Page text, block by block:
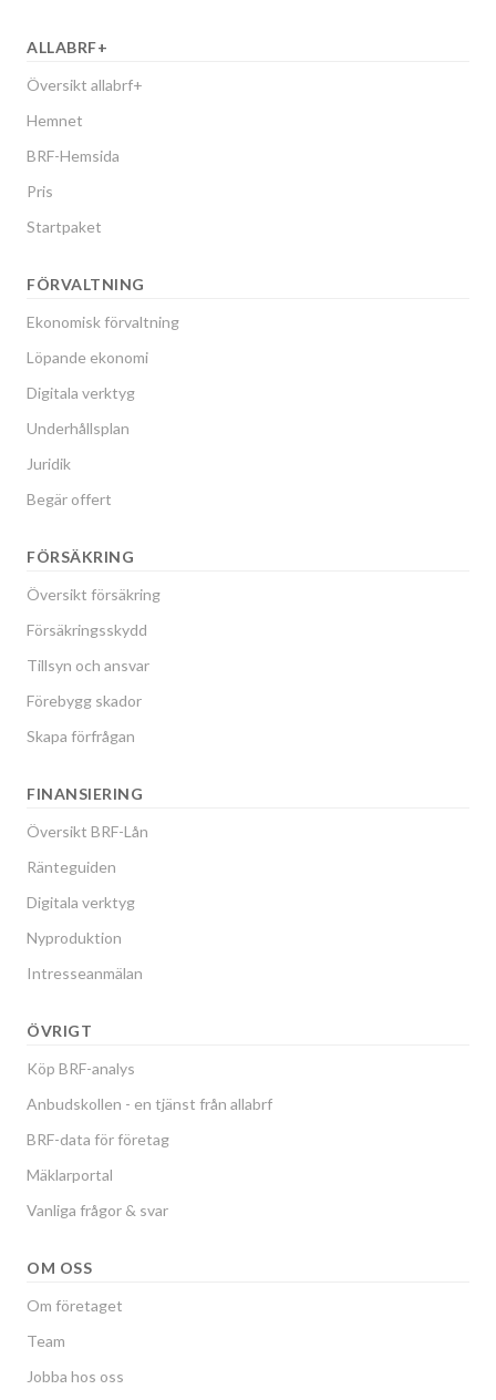
ALLABRF+
Översikt allabrf+
Hemnet
BRF-Hemsida
Pris
Startpaket
FÖRVALTNING
Ekonomisk förvaltning
Löpande ekonomi
Digitala verktyg
Underhållsplan
Juridik
Begär offert
FÖRSÄKRING
Översikt försäkring
Försäkringsskydd
Tillsyn och ansvar
Förebygg skador
Skapa förfrågan
FINANSIERING
Översikt BRF-Lån
Ränteguiden
Digitala verktyg
Nyproduktion
Intresseanmälan
ÖVRIGT
Köp BRF-analys
Anbudskollen - en tjänst från allabrf
BRF-data för företag
Mäklarportal
Vanliga frågor & svar
OM OSS
Om företaget
Team
Jobba hos oss